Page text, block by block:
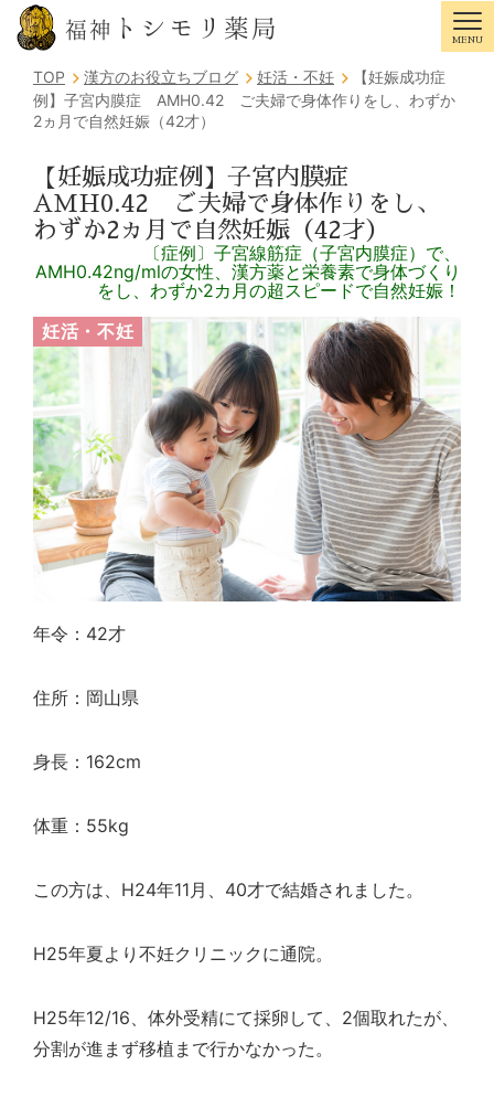
福神 トシモリ薬局 MENU
TOP
漢方のお役立ちブログ 妊活・不妊
【妊娠成功症
例】子宮内膜症 AMH0.42 ご夫婦で身体作りをし、わずか
2ヵ月で自然妊娠（42才）
【妊娠成功症例】子宮内膜症
AMH0.42 ご夫婦で身体作りをし、
わずか2ヵ月で自然妊娠（42才）
〔症例〕子宮線筋症（子宮内膜症）で、
AMH0.42ng/mlの女性、漢方薬と栄養素で身体づくり
をし、わずか2カ月の超スピードで自然妊娠！
妊活・不妊
年令：42才
住所：岡山県
身長：162cm
体重：55kg
この方は、H24年11月、40才で結婚されました。
H25年夏より不妊クリニックに通院。
H25年12/16、体外受精にて採卵して、2個取れたが、
分割が進まず移植まで行かなかった。